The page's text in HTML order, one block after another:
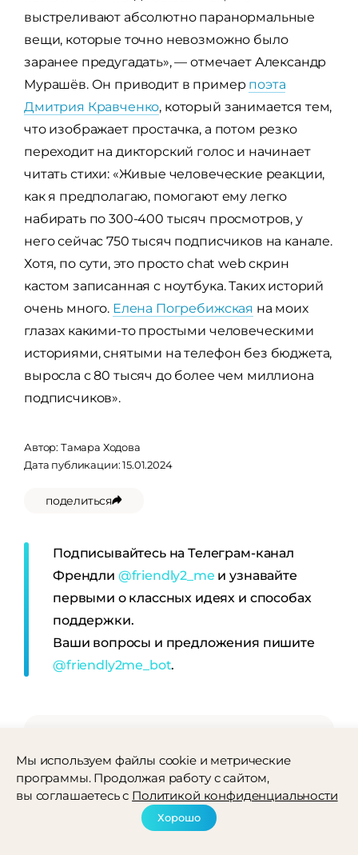
выстреливают абсолютно паранормальные
вещи, которые точно невозможно было
заранее предугадать», — отмечает Александр
Мурашёв. Он приводит в пример поэта
Дмитрия Кравченко, который занимается тем,
что изображает простачка, а потом резко
переходит на дикторский голос и начинает
читать стихи: «Живые человеческие реакции,
как я предполагаю, помогают ему легко
набирать по 300-400 тысяч просмотров, у
него сейчас 750 тысяч подписчиков на канале.
Хотя, по сути, это просто chat web скрин
кастом записанная с ноутбука. Таких историй
очень много. Елена Погребижская на моих
глазах какими-то простыми человеческими
историями, снятыми на телефон без бюджета,
выросла с 80 тысяч до более чем миллиона
подписчиков».
Автор: Тамара Ходова
Дата публикации: 15.01.2024
поделиться
Подписывайтесь на Телеграм-канал
Френдли @friendly2_me и узнавайте
первыми о классных идеях и способах
поддержки.
Ваши вопросы и предложения пишите
@friendly2me_bot.
Мы используем файлы cookie и метрические
программы. Продолжая работу с сайтом,
вы соглашаетесь с Политикой конфиденциальности
Хорошо